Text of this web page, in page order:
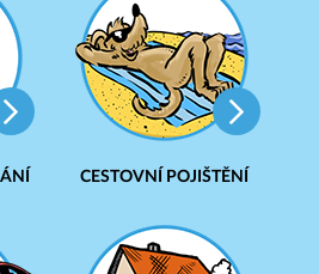
CESTOVNÍ POJIŠTĚNÍ